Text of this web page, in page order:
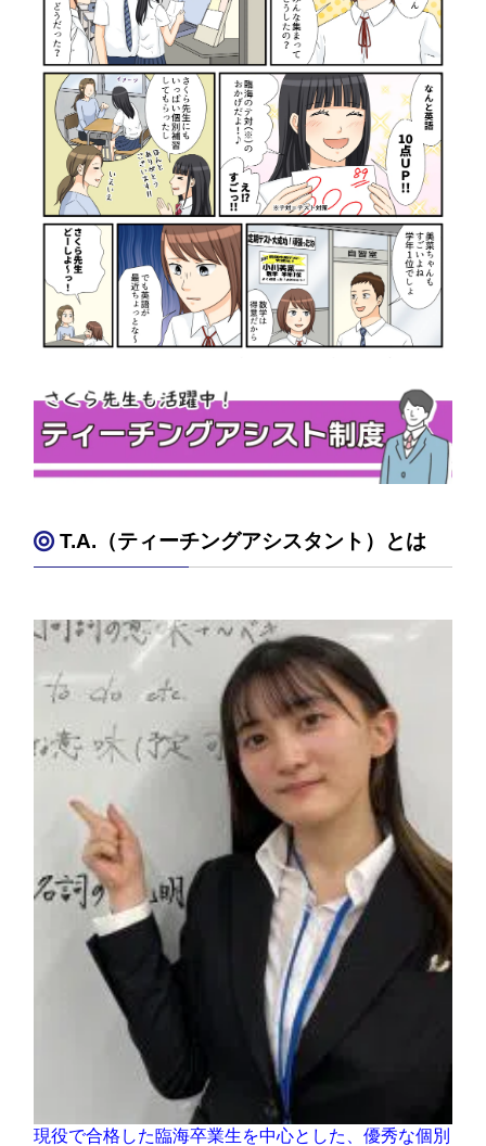
T.A.（ティーチングアシスタント）とは
現役で合格した臨海卒業生を中心とした、優秀な個別